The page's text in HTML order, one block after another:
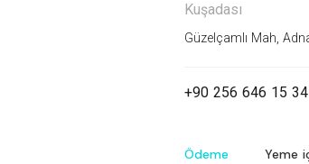
Kuşadası
Güzelçamlı Mah,
+90 256 646 15 34
Ödeme Yeme